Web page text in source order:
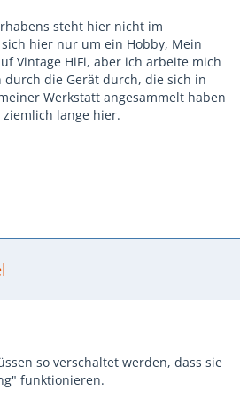
steht hier nicht im
hier nur um ein Hobby, Mein
Vintage HiFi, aber ich arbeite mich
die Gerät durch, die sich in
Werkstatt angesammelt haben
lange hier.
so verschaltet werden, dass sie
funktionieren.